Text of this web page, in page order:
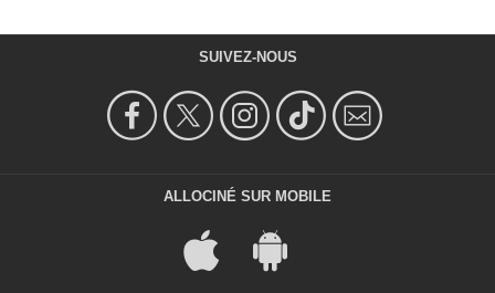
SUIVEZ-NOUS
ALLOCINÉ SUR MOBILE